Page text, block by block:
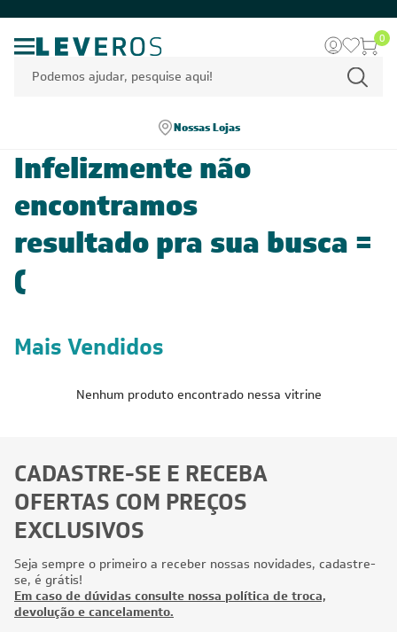
0
Nossas Lojas
Infelizmente não
encontramos
resultado pra sua busca =
(
Mais Vendidos
Nenhum produto encontrado nessa vitrine
CADASTRE-SE E RECEBA
OFERTAS COM PREÇOS
EXCLUSIVOS
Seja sempre o primeiro a receber nossas novidades, cadastre-
se, é grátis!
Em caso de dúvidas consulte nossa política de troca,
devolução e cancelamento.